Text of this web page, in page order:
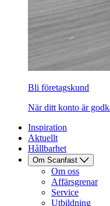
Bli företagskund
När ditt konto är
Inspiration
Aktuellt
Hållbarhet
Om Scanfast
Om oss
Affärsgrenar
Service
Utbildning